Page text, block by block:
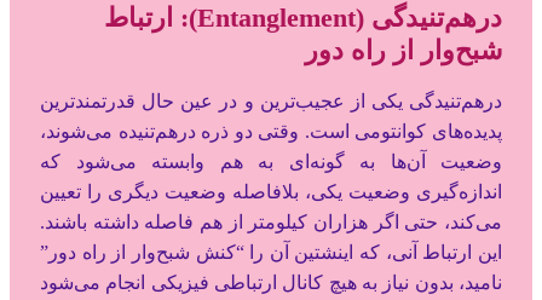
درهم‌تنیدگی (Entanglement): ارتباط
شبح‌وار از راه دور
درهم‌تنیدگی یکی از عجیب‌ترین و در عین حال قدرتمندترین
پدیده‌های کوانتومی است. وقتی دو ذره درهم‌تنیده می‌شوند،
وضعیت آن‌ها به گونه‌ای به هم وابسته می‌شود که
اندازه‌گیری وضعیت یکی، بلافاصله وضعیت دیگری را تعیین
می‌کند، حتی اگر هزاران کیلومتر از هم فاصله داشته باشند.
این ارتباط آنی، که اینشتین آن را “کنش شبح‌وار از راه دور”
نامید، بدون نیاز به هیچ کانال ارتباطی فیزیکی انجام می‌شود